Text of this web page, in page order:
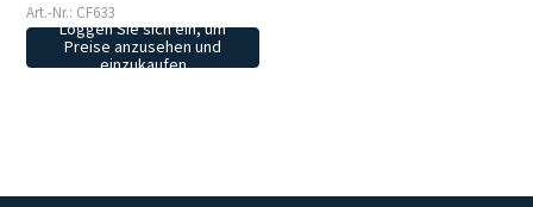
Art.-Nr.: CF633
Loggen Sie sich ein, um
Preise anzusehen und
einzukaufen